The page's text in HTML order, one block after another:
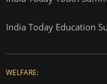
India Today Education
WELFARE: